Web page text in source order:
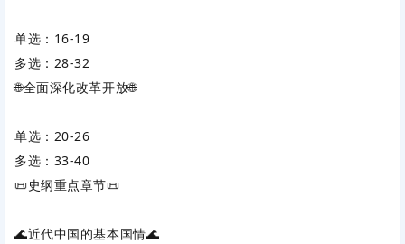
单选：16-19
多选：28-32
🌐全面深化改革开放🌐
单选：20-26
多选：33-40
📜史纲重点章节📜
🌊近代中国的基本国情🌊